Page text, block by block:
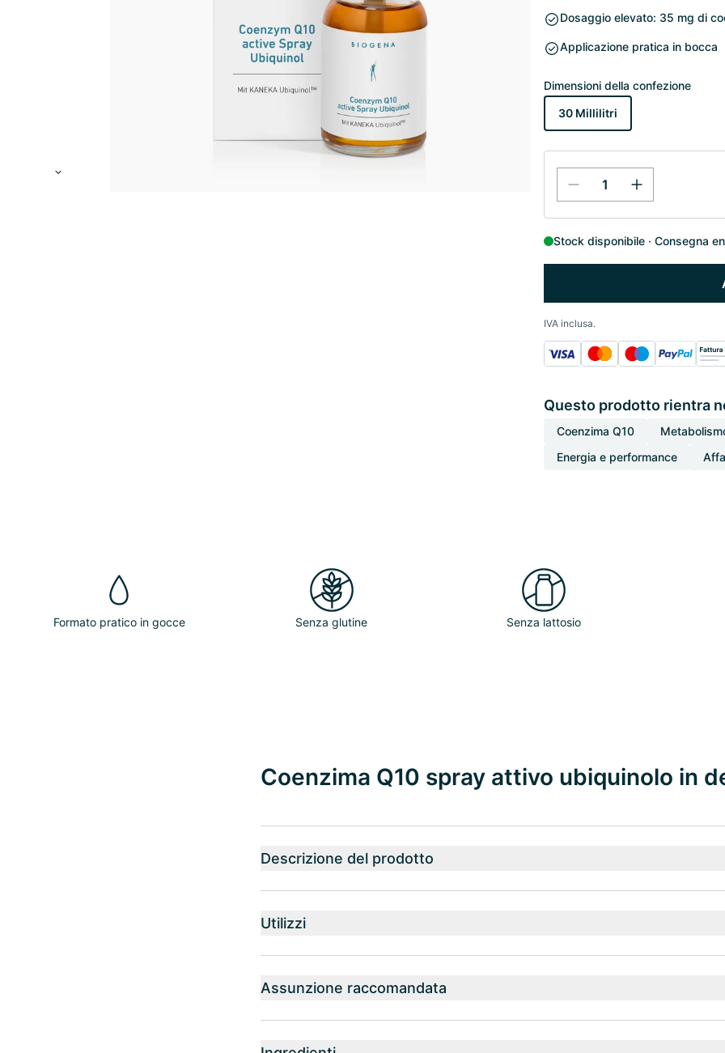
Dosaggio elevato: 35 mg di
Applicazione pratica in bocca
Dimensioni della confezione
30 Millilitri
Stock disponibile Consegna
IVA inclusa.
Questo prodotto rientra
Coenzima Q10
Energia e performance
Formato pratico in gocce Senza glutine Senza lattosio
Coenzima Q10 spray attivo ubiquinolo in
Descrizione del prodotto
Utilizzi
Assunzione raccomandata